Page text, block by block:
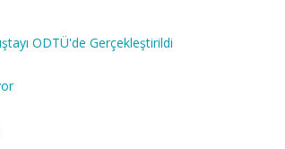
ODTÜ'de Gerçekleştirildi